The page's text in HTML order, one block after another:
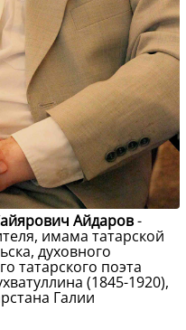
Айдаров-
имама татарской
духовного
татарского поэта
(1845-1920),
Галии